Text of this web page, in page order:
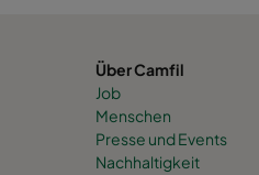
Über Camfil
Job
Menschen
Presse und Events
Nachhaltigkeit